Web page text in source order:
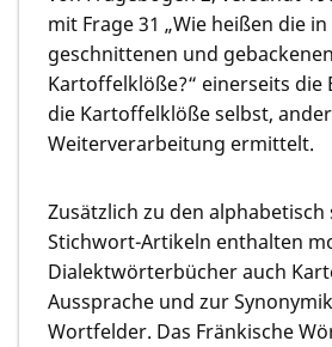
mit Frage 31 „Wie heißen die
geschnittenen und
Kartoffelklöße?“ einerseits
die Kartoffelklöße selbst,
Weiterverarbeitung ermittelt.
Zusätzlich zu den
Stichwort-Artikeln enthalten
Dialektwörterbücher auch
Aussprache und zur
Wortfelder. Das Fränkische